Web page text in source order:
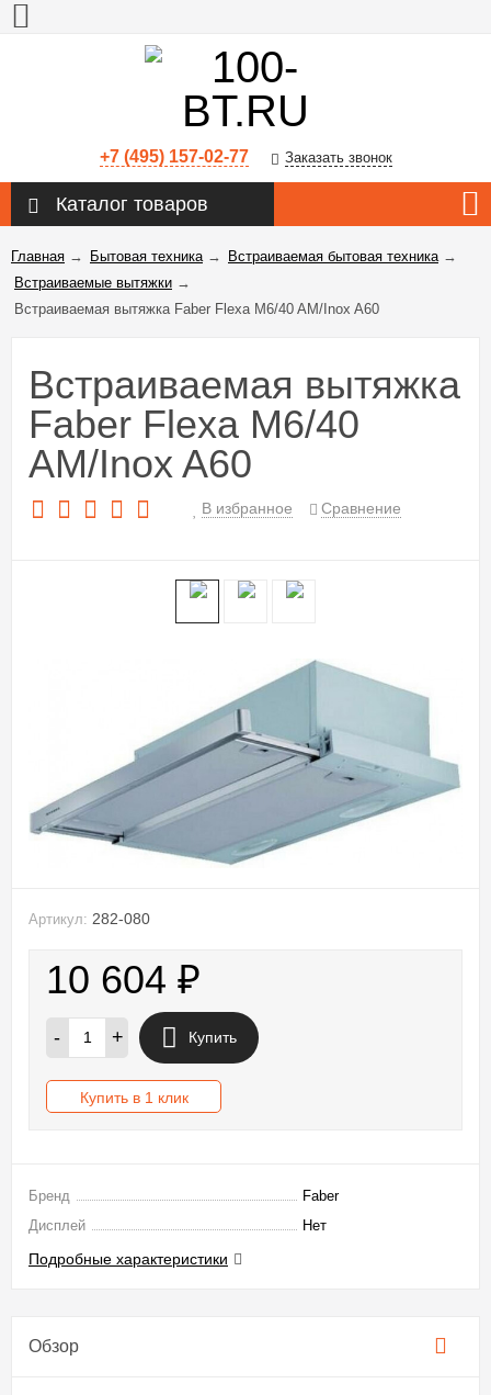
+7 (495) 157-02-77 Заказать звонок
Каталог товаров
Главная → Бытовая техника→ Встраиваемая бытовая техника→
Встраиваемые вытяжки →
Встраиваемая вытяжка Faber Flexa M6/40 AM/Inox A60
Встраиваемая вытяжка
Faber Flexa M6/40
AM/Inox A60
В избранное Сравнение
Артикул: 282-080
10 604 ₽
- + Купить
Купить в 1 клик
Бренд
Faber
Дисплей
Нет
Подробные характеристики
Обзор